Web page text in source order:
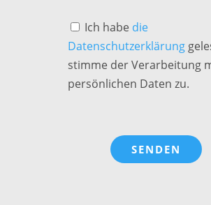
Ich habe die
Datenschutzerklärung
stimme der Verarbeitung
persönlichen Daten zu.